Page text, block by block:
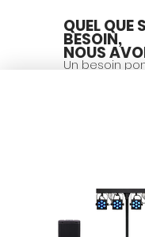
QUEL QUE
BESOIN,
NOUS
Un besoin
immédiate.